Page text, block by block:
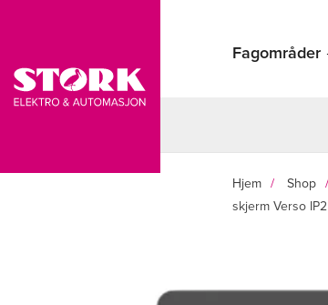
innholdet
Fagområder
Hjem Shop
skjerm Verso IP2